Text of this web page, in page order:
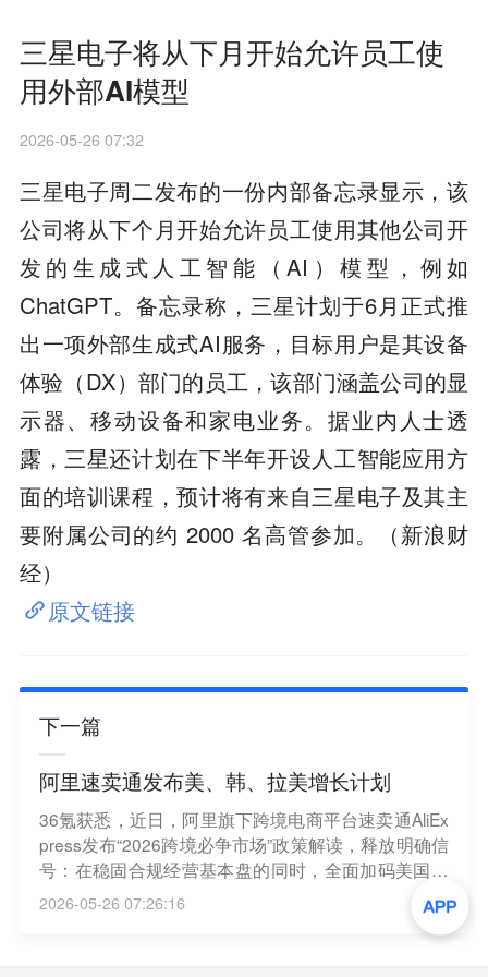
三星电子将从下月开始允许员工使
用外部AI模型
2026-05-26 07:32
三星电子周二发布的一份内部备忘录显示，该
公司将从下个月开始允许员工使用其他公司开
发的生成式人工智能（AI）模型，例如
ChatGPT。备忘录称，三星计划于6月正式推
出一项外部生成式AI服务，目标用户是其设备
体验（DX）部门的员工，该部门涵盖公司的显
示器、移动设备和家电业务。据业内人士透
露，三星还计划在下半年开设人工智能应用方
面的培训课程，预计将有来自三星电子及其主
要附属公司的约 2000 名高管参加。（新浪财
经）
原文链接
下一篇
阿里速卖通发布美、韩、拉美增长计划
36氪获悉，近日，阿里旗下跨境电商平台速卖通AliEx
press发布“2026跨境必争市场”政策解读，释放明确信
号：在稳固合规经营基本盘的同时，全面加码美国、
韩国、拉美三大核心市场，通过巨额投入与政策红
利，为商家开辟全新的增长航道。其中，韩国站将加
入Brand+品牌出海计划；美国站5月大促期间GMV涨
2026-05-26 07:26:16